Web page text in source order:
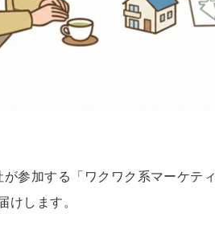
参加する「ワクワク系マーケテ
けします。